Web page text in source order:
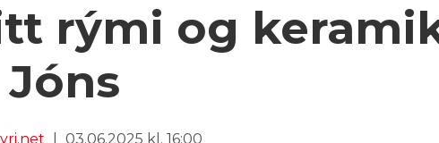
rými og
03.06.2025 kl. 16:00